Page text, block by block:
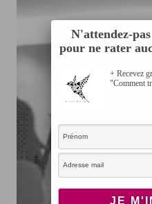
N'attendez-
pour ne rater
+ Recevez
"Comment